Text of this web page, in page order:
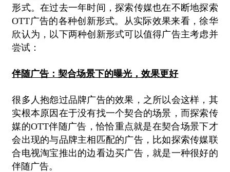
形式。在过去一年时间，探索传媒也在不断地探索
OTT广告的各种创新形式。从实际效果来看，徐华
欣认为，以下两种创新形式可以值得广告主考虑并
尝试：
伴随广告：契合场景下的曝光，效果更好
很多人抱怨过品牌广告的效果，之所以会这样，其
实根本原因在于没有找一个契合的场景，而探索传
媒的OTT伴随广告，恰恰重点就是在契合场景下才
会出现的与品牌主相匹配的广告，比如探索传媒联
合电视淘宝推出的边看边买广告，就是一种很好的
伴随广告。